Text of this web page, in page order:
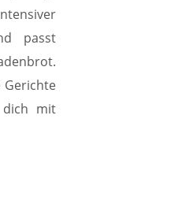
passt
Gerichte
dich mit